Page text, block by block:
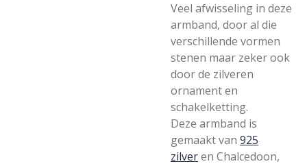
Veel afwisseling in deze
armband, door al die
verschillende vormen
stenen maar zeker ook
door de zilveren
ornament en
schakelketting.
Deze armband is
gemaakt van 925
zilveren Chalcedoon,